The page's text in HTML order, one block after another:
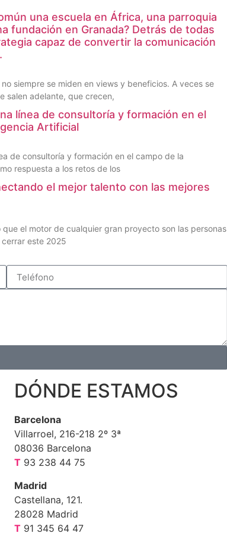
una escuela en África, una parroquia
fundación en Granada? Detrás de todas
capaz de convertir la comunicación
siempre se miden en views y beneficios. A veces se
salen adelante, que crecen,
línea de consultoría y formación en el
Artificial
de consultoría y formación en el campo de la
respuesta a los retos de los
el mejor talento con las mejores
que el motor de cualquier gran proyecto son las personas
este 2025
DÓNDE ESTAMOS
Barcelona
Villarroel, 216-218 2º 3ª
08036 Barcelona
T93 238 44 75
Madrid
Castellana, 121.
28028 Madrid
T 91 345 64 47